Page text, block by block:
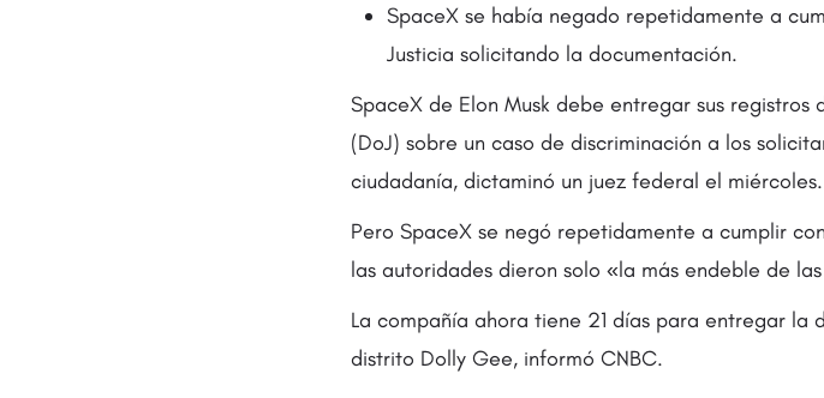
SpaceX se había negado repetidamente a
Justicia solicitando la documentación.
SpaceX de Elon Musk debe entregar sus
(DoJ) sobre un caso de discriminación a los
ciudadanía, dictaminó un juez federal el miércoles.
Pero SpaceX se negó repetidamente a cumplir
las autoridades dieron solo «la más endeble de
La compañía ahora tiene 21 días para entregar
distrito Dolly Gee, informó CNBC.